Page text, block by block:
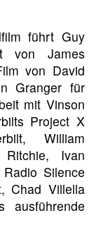
führt Guy
von James
von David
Granger für
mit Vinson
Project X
William
Ivan
Silence
Chad Villella
ausführende